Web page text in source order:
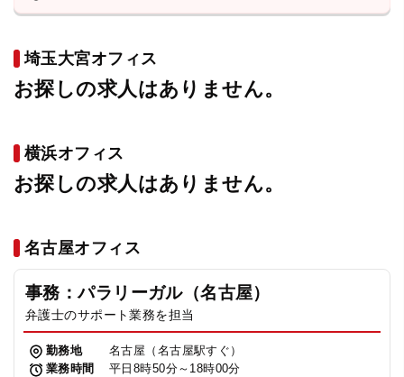
埼玉大宮オフィス
お探しの求人はありません。
横浜オフィス
お探しの求人はありません。
名古屋オフィス
事務：パラリーガル（名古屋）
弁護士のサポート業務を担当
勤務地
名古屋（名古屋駅すぐ）
業務時間
平日8時50分～18時00分